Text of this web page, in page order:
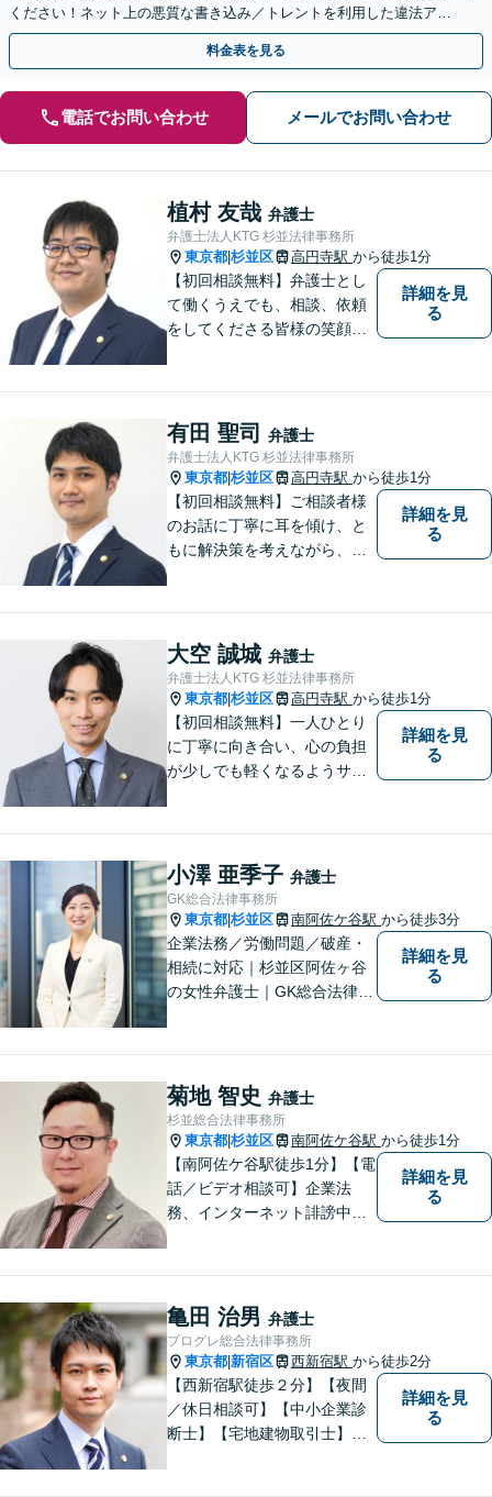
ください！ネット上の悪質な書き込み／トレントを利用した違法アッ
プロード／リベンジポルノ等、代表弁護士が最後まで対応
料金表を見る
電話でお問い合わせ メールでお問い合わせ
植村 友哉 弁護士
弁護士法人KTG 杉並法律事務所
東京都 杉並区 高円寺駅 から徒歩1分
【初回相談無料】弁護士とし
て働くうえでも、相談、依頼
をしてくださる皆様の笑顔を
す。【夜間や休日相談も対応
可能】【メール・WEB面談
可】
詳細を見
る
有田 聖司 弁護士
弁護士法人KTG 杉並法律事務所
東京都 杉並区 高円寺駅 から徒歩1分
【初回相談無料】ご相談者様
のお話に丁寧に耳を傾け、と
もに解決策を考えながら、納
う日々精進して参ります。
【夜間や休日相談も対応可
能】【メール・WEB面談可】
詳細を見
る
大空 誠城 弁護士
弁護士法人KTG 杉並法律事務所
東京都 杉並区 高円寺駅 から徒歩1分
【初回相談無料】一人ひとり
に丁寧に向き合い、心の負担
が少しでも軽くなるようサポ
しています。【夜間や休日相
談も対応可能】【メール・WE
B面談可】
詳細を見
る
小澤 亜季子 弁護士
GK総合法律事務所
東京都 杉並区 南阿佐ケ谷駅 から徒歩3分
企業法務／労働問題／破産・
相続に対応｜杉並区阿佐ヶ谷
の女性弁護士｜GK総合法律事
詳細を見
る
菊地 智史 弁護士
杉並総合法律事務所
東京都 杉並区 南阿佐ケ谷駅 から徒歩1分
【南阿佐ケ谷駅徒歩1分】【電
話／ビデオ相談可】企業法
務、インターネット誹謗中
いのかな」と迷われている方
は、どうぞご遠慮なく私にご
相談ください【法テラス利用
可】
詳細を見
る
亀田 治男 弁護士
プログレ総合法律事務所
東京都 新宿区 西新宿駅 から徒歩2分
【西新宿駅徒歩２分】【夜間
／休日相談可】【中小企業診
断士】【宅地建物取引士】【I
詳細を見
る